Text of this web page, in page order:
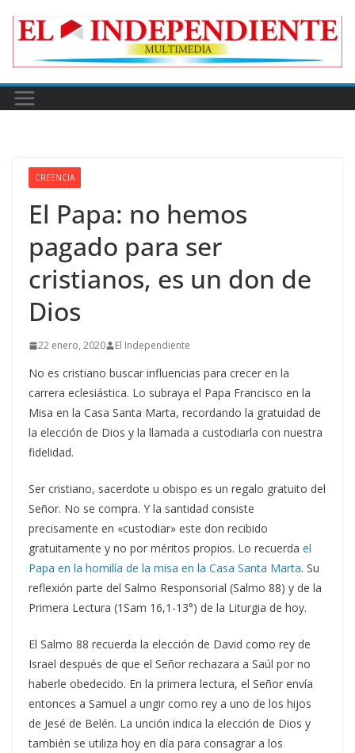
CREENCIA
El Papa: no hemos
pagado para ser
cristianos, es un don de
Dios
22 enero, 2020 El Independiente
No es cristiano buscar influencias para crecer en la
carrera eclesiástica. Lo subraya el Papa Francisco en la
Misa en la Casa Santa Marta, recordando la gratuidad de
la elección de Dios y la llamada a custodiarla con nuestra
fidelidad.
Ser cristiano, sacerdote u obispo es un regalo gratuito del
Señor. No se compra. Y la santidad consiste
precisamente en «custodiar» este don recibido
gratuitamente y no por méritos propios. Lo recuerda el
Papa en la homilía de la misa en la Casa Santa Marta. Su
reflexión parte del Salmo Responsorial (Salmo 88) y de la
Primera Lectura (1Sam 16,1-13°) de la Liturgia de hoy.
El Salmo 88 recuerda la elección de David como rey de
Israel después de que el Señor rechazara a Saúl por no
haberle obedecido. En la primera lectura, el Señor envía
entonces a Samuel a ungir como rey a uno de los hijos
de Jesé de Belén. La unción indica la elección de Dios y
también se utiliza hoy en día para consagrar a los